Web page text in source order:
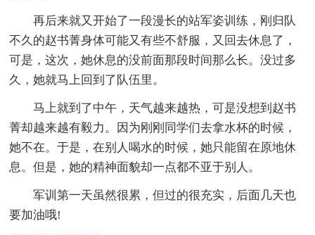
再后来就又开始了一段漫长的站军姿训练，刚归队
不久的赵书菁身体可能又有些不舒服，又回去休息了，
可是，这次，她休息的没前面那段时间那么长。没过多
久，她就马上回到了队伍里。
马上就到了中午，天气越来越热，可是没想到赵书
菁却越来越有毅力。因为刚刚同学们去拿水杯的时候，
她不在。于是，在别人喝水的时候，她只能留在原地休
息。但是，她的精神面貌却一点都不亚于别人。
军训第一天虽然很累，但过的很充实，后面几天也
要加油哦!